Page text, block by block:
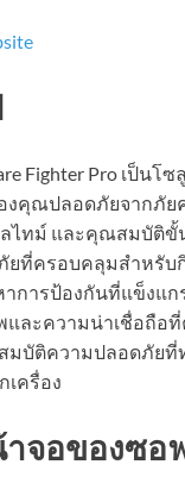
Fighter Pro เป็น
งคุณปลอดภัยจากภัย
ไทม์ และคุณสมบัติขั้
ยที่ครอบคลุมสำหรับ
การป้องกันที่แข็งแก
ละความน่าเชื่อถือ
มบัติความปลอดภัยที่
ครื่อง
จอของซอ